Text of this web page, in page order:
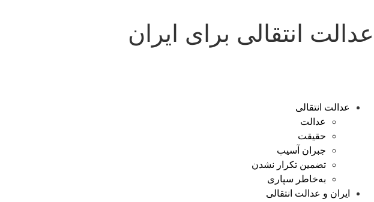
عدالت انتقالی برای ایران
عدالت انتقالی
عدالت
حقیقت
جبران آسیب
تضمین تکرار نشدن
به‌خاطر سپاری
ایران و عدالت انتقالی